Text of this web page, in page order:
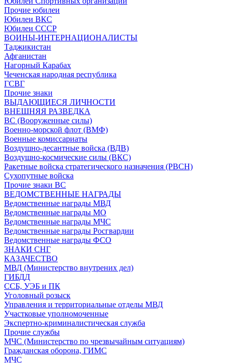
Прочие юбилеи
Юбилеи ВКС
Юбилеи СССР
ВОИНЫ-ИНТЕРНАЦИОНАЛИСТЫ
Таджикистан
Афганистан
Нагорный Карабах
Чеченская народная республика
ГСВГ
Прочие знаки
ВЫДАЮЩИЕСЯ ЛИЧНОСТИ
ВНЕШНЯЯ РАЗВЕДКА
ВС (Вооруженные силы)
Военно-морской флот (ВМФ)
Военные комиссариаты
Воздушно-десантные войска (ВДВ)
Воздушно-космические силы (ВКС)
Ракетные войска стратегического назначения (РВСН)
Сухопутные войска
Прочие знаки ВС
ВЕДОМСТВЕННЫЕ НАГРАДЫ
Ведомственные награды МВД
Ведомственные награды МО
Ведомственные награды МЧС
Ведомственные награды Росгвардии
Ведомственные награды ФСО
ЗНАКИ СНГ
КАЗАЧЕСТВО
МВД (Министерство внутрених дел)
ГИБДД
ССБ, УЭБ и ПК
Уголовный розыск
Управления и территориальные отделы МВД
Участковые уполномоченные
Экспертно-криминалистическая служба
Прочие службы
МЧС (Министерство по чрезвычайным ситуациям)
Гражданская оборона, ГИМС
МЧС